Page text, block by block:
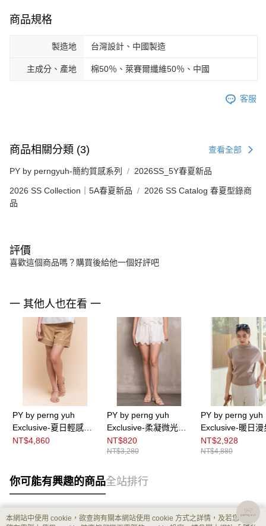
商品規格
製造地 台灣設計、中國製造
主成分、產地 棉50％、萊賽爾纖維50％、中國
客服
商品相關分類 (3) 查看全部
PY by perngyuh-簡約質感系列 2026SS_5Y春夏新品
2026 SS Collection｜5A春夏新品
2026 SS Catalog 春夏型錄商
品
評價
喜歡這個商品嗎？購買後給他一個好評吧
一 其他人也在看 一
PY by perng yuh
Exclusive-夏日輕感織
帶飾短褲
NT$4,860
PY by perng yuh
Exclusive-柔凝微光刺
繡造型鬆緊細褶短褲
NT$820
NT$3,280
PY by perng yuh
Exclusive-暖日漫
袖廓形針織衫（
家款）
NT$2,928
NT$4,880
你可能有興趣的商品全站排行
本網站中使用 cookie，欲查詢有關本網站使用 cookie 方式之詳情，及若您不希